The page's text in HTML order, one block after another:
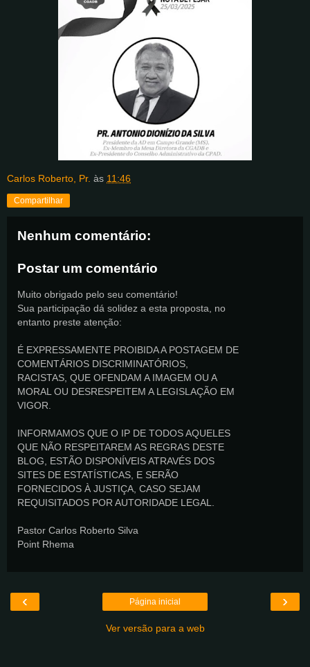
Carlos Roberto, Pr. às 11:46
Compartilhar
Nenhum comentário:
Postar um comentário
Muito obrigado pelo seu comentário!
Sua participação dá solidez a esta proposta, no
entanto preste atenção:
É EXPRESSAMENTE PROIBIDA A POSTAGEM DE
COMENTÁRIOS DISCRIMINATÓRIOS,
RACISTAS, QUE OFENDAM A IMAGEM OU A
MORAL OU DESRESPEITEM A LEGISLAÇÃO EM
VIGOR.
INFORMAMOS QUE O IP DE TODOS AQUELES
QUE NÃO RESPEITAREM AS REGRAS DESTE
BLOG, ESTÃO DISPONÍVEIS ATRAVÉS DOS
SITES DE ESTATÍSTICAS, E SERÃO
FORNECIDOS À JUSTIÇA, CASO SEJAM
REQUISITADOS POR AUTORIDADE LEGAL.
Pastor Carlos Roberto Silva
Point Rhema
‹ ›
Página inicial
Ver versão para a web